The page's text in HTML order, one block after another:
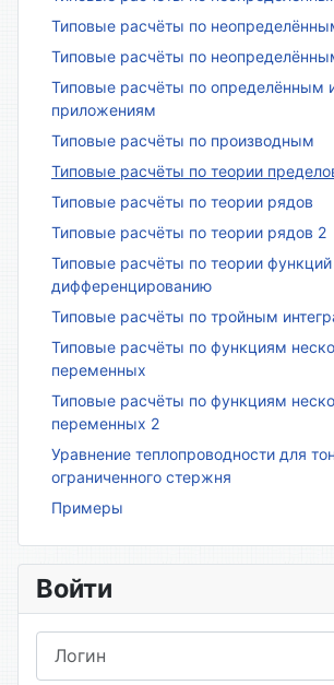
Типовые расчёты по
Типовые расчёты по
Типовые расчёты по определённым
приложениям
Типовые расчёты по производным
Типовые расчёты по теории
Типовые расчёты по теории рядов
Типовые расчёты по теории рядов 2
Типовые расчёты по теории
дифференцированию
Типовые расчёты по тройным
Типовые расчёты по функциям
переменных
Типовые расчёты по функциям
переменных 2
Уравнение теплопроводности для
ограниченного стержня
Примеры
Войти